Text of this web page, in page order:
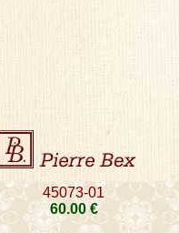
45073-01
60.00€